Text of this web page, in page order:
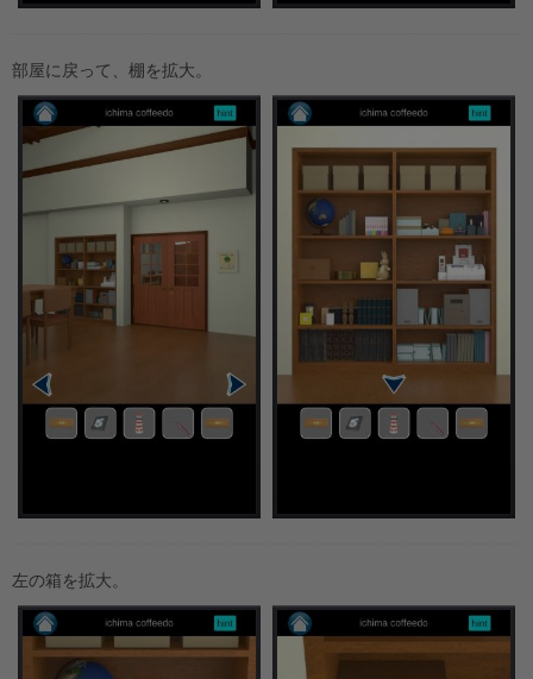
部屋に戻って、棚を拡大。
左の箱を拡大。